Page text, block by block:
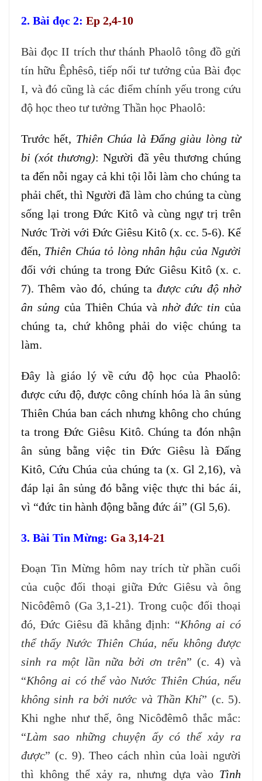
2. Bài đọc 2: Ep 2,4-10
Bài đọc II trích thư thánh Phaolô tông đồ gửi
tín hữu Êphêsô, tiếp nối tư tưởng của Bài đọc
I, và đó cũng là các điểm chính yếu trong cứu
độ học theo tư tưởng Thần học Phaolô:
Trước hết, Thiên Chúa là Đấng giàu lòng từ
bi (xót thương): Người đã yêu thương chúng
ta đến nỗi ngay cả khi tội lỗi làm cho chúng ta
phải chết, thì Người đã làm cho chúng ta cùng
sống lại trong Ðức Kitô và cùng ngự trị trên
Nước Trời với Đức Giêsu Kitô (x. cc. 5-6). Kế
đến, Thiên Chúa tỏ lòng nhân hậu của Người
đối với chúng ta trong Đức Giêsu Kitô (x. c.
7). Thêm vào đó, chúng ta được cứu độ nhờ
ân sủngcủa Thiên Chúa và nhờ đức tin của
chúng ta, chứ không phải do việc chúng ta
làm.
Đây là giáo lý về cứu độ học của Phaolô:
được cứu độ, được công chính hóa là ân sủng
Thiên Chúa ban cách nhưng không cho chúng
ta trong Đức Giêsu Kitô. Chúng ta đón nhận
ân sủng bằng việc tin Đức Giêsu là Đấng
Kitô, Cứu Chúa của chúng ta (x. Gl 2,16), và
đáp lại ân sủng đó bằng việc thực thi bác ái,
vì “đức tin hành động bằng đức ái” (Gl 5,6).
3. Bài Tin Mừng: Ga 3,14-21
Đoạn Tin Mừng hôm nay trích từ phần cuối
của cuộc đối thoại giữa Đức Giêsu và ông
Nicôđêmô (Ga 3,1-21). Trong cuộc đối thoại
đó, Đức Giêsu đã khẳng định: “Không ai có
thể thấy Nước Thiên Chúa, nếu không được
sinh ra một lần nữa bởi ơn trên” (c. 4) và
“Không ai có thể vào Nước Thiên Chúa, nếu
không sinh ra bởi nước và Thần Khí” (c. 5).
Khi nghe như thế, ông Nicôđêmô thắc mắc:
“Làm sao những chuyện ấy có thể xảy ra
được” (c. 9). Theo cách nhìn của loài người
thì không thể xảy ra, nhưng dựa vào Tình